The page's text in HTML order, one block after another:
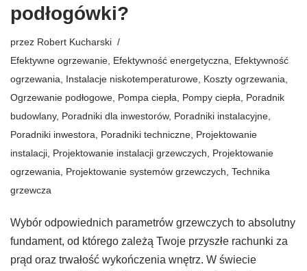
podłogówki?
przez Robert Kucharski
Efektywne ogrzewanie Efektywność energetyczna
Efektywność
ogrzewania
Instalacje niskotemperaturowe Koszty ogrzewania
Ogrzewanie podłogowe Pompa ciepła Pompy ciepła
Poradnik
budowlany, Poradniki dla inwestorów, Poradniki instalacyjne
Poradniki inwestora
Poradniki techniczne Projektowanie
instalacji Projektowanie instalacji grzewczych
Projektowanie
ogrzewania
Projektowanie systemów grzewczych Technika
grzewcza
Wybór odpowiednich parametrów grzewczych to absolutny
fundament, od którego zależą Twoje przyszłe rachunki za
prąd oraz trwałość wykończenia wnętrz. W świecie